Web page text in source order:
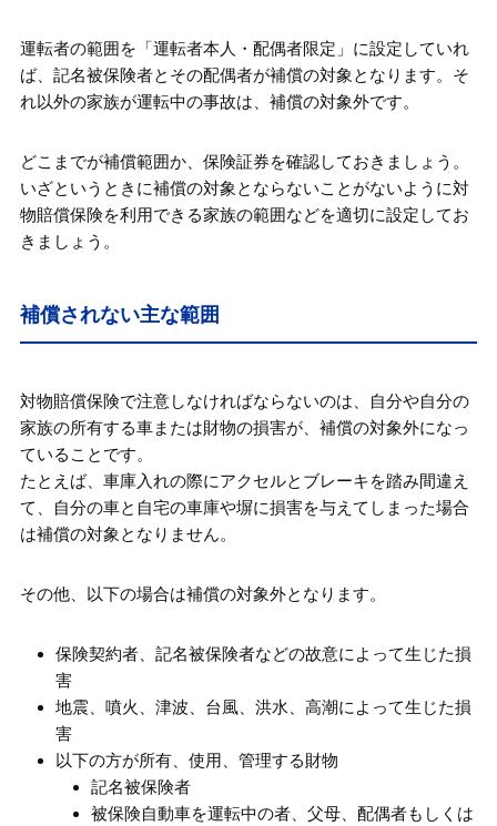
運転者の範囲を「運転者本人・配偶者限定」に設定していれ
ば、記名被保険者とその配偶者が補償の対象となります。そ
れ以外の家族が運転中の事故は、補償の対象外です。
どこまでが補償範囲か、保険証券を確認しておきましょう。
いざというときに補償の対象とならないことがないように対
物賠償保険を利用できる家族の範囲などを適切に設定してお
きましょう。
補償されない主な範囲
対物賠償保険で注意しなければならないのは、自分や自分の
家族の所有する車または財物の損害が、補償の対象外になっ
ていることです。
たとえば、車庫入れの際にアクセルとブレーキを踏み間違え
て、自分の車と自宅の車庫や塀に損害を与えてしまった場合
は補償の対象となりません。
その他、以下の場合は補償の対象外となります。
保険契約者、記名被保険者などの故意によって生じた損
害
地震、噴火、津波、台風、洪水、高潮によって生じた損
害
以下の方が所有、使用、管理する財物
記名被保険者
被保険自動車を運転中の者、父母、配偶者もしくは